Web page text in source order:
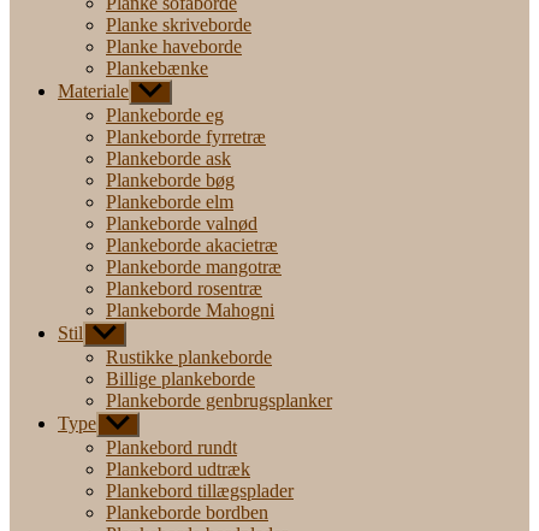
Planke skriveborde
Planke haveborde
Plankebænke
Materiale Vis
undermenu
Plankeborde eg
Plankeborde fyrretræ
Plankeborde ask
Plankeborde bøg
Plankeborde elm
Plankeborde valnød
Plankeborde akacietræ
Plankeborde mangotræ
Plankebord rosentræ
Plankeborde Mahogni
Stil Vis
undermenu
Rustikke plankeborde
Billige plankeborde
Plankeborde genbrugsplanker
Type Vis
undermenu
Plankebord rundt
Plankebord udtræk
Plankebord tillægsplader
Plankeborde bordben